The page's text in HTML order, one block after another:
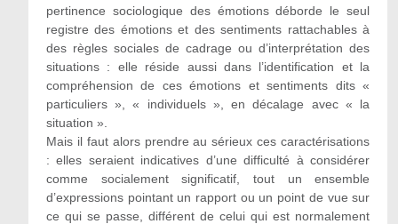
pertinence sociologique des émotions déborde le seul
registre des émotions et des sentiments rattachables à
des règles sociales de cadrage ou d’interprétation des
situations : elle réside aussi dans l’identification et la
compréhension de ces émotions et sentiments dits «
particuliers », « individuels », en décalage avec « la
situation ».
Mais il faut alors prendre au sérieux ces caractérisations
: elles seraient indicatives d’une difficulté à considérer
comme socialement significatif, tout un ensemble
d’expressions pointant un rapport ou un point de vue sur
ce qui se passe, différent de celui qui est normalement